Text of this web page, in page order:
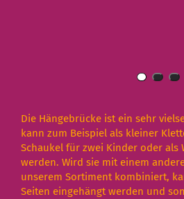
Die Hängebrücke ist ein sehr
kann zum Beispiel als kleiner
Schaukel für zwei Kinder oder als
werden. Wird sie mit einem
unserem Sortiment kombiniert,
Seiten eingehängt werden und